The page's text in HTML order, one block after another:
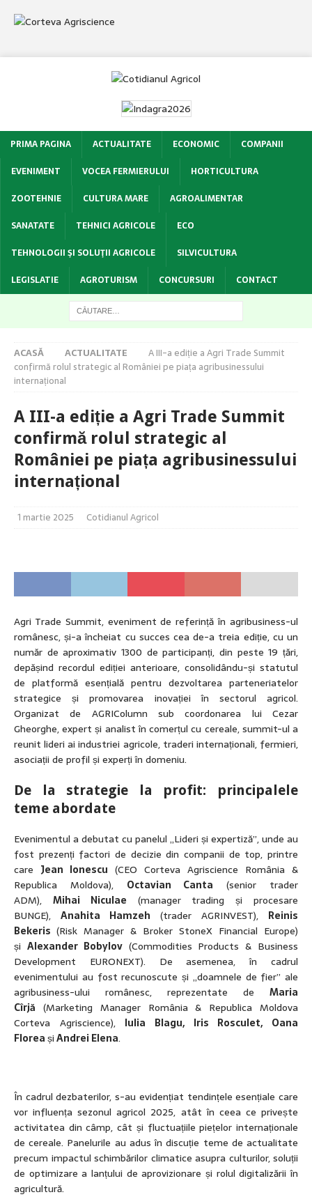
PRIMA PAGINA ACTUALITATE ECONOMIC
COMPANII
EVENIMENT
VOCEA FERMIERULUI
HORTICULTURA
ZOOTEHNIE
CULTURA MARE
AGROALIMENTAR
SANATATE
TEHNICI AGRICOLE
ECO
TEHNOLOGII ŞI SOLUŢII AGRICOLE
SILVICULTURA
LEGISLATIE
AGROTURISM CONCURSURI CONTACT
ACASĂ ACTUALITATE
A III-a ediție a Agri Trade Summit
confirmă rolul strategic al României pe piața agribusinessului
internațional
A III-a ediție a Agri Trade Summit
confirmă rolul strategic al
României pe piața agribusinessului
internațional
1 martie 2025 Cotidianul Agricol
Agri Trade Summit, eveniment de referință în agribusiness-ul
românesc, și-a încheiat cu succes cea de-a treia ediție, cu un
număr de aproximativ 1300 de participanți, din peste 19 țări,
depășind recordul ediției anterioare, consolidându-și statutul
de platformă esențială pentru dezvoltarea parteneriatelor
strategice și promovarea inovației în sectorul agricol.
Organizat de AGRIColumn sub coordonarea lui Cezar
Gheorghe, expert și analist în comerțul cu cereale, summit-ul a
reunit lideri ai industriei agricole, traderi internaționali, fermieri,
asociații de profil și experți în domeniu.
De la strategie la profit: principalele
teme abordate
Evenimentul a debutat cu panelul „Lideri și expertiză”, unde au
fost prezenți factori de decizie din companii de top, printre
care Jean Ionescu (CEO Corteva Agriscience România &
Republica Moldova), Octavian Canta (senior trader
ADM), Mihai Niculae (manager trading și procesare
BUNGE),Anahita Hamzeh (trader AGRINVEST), Reinis
Bekeris (Risk Manager & Broker StoneX Financial Europe)
și Alexander Bobylov(Commodities Products & Business
Development EURONEXT). De asemenea, în cadrul
evenimentului au fost recunoscute și „doamnele de fier” ale
agribusiness-ului românesc, reprezentate de Maria
Cîrjă (Marketing Manager România & Republica Moldova
Corteva Agriscience), Iulia Blagu, Iris Rosculet, Oana
FloreașiAndrei Elena.
În cadrul dezbaterilor, s-au evidențiat tendințele esențiale care
vor influența sezonul agricol 2025, atât în ceea ce privește
activitatea din câmp, cât și fluctuațiile piețelor internaționale
de cereale. Panelurile au adus în discuție teme de actualitate
precum impactul schimbărilor climatice asupra culturilor, soluții
de optimizare a lanțului de aprovizionare și rolul digitalizării în
agricultură.